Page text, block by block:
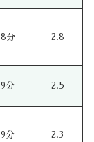
8分 2.8
9分 2.5
9分 2.3